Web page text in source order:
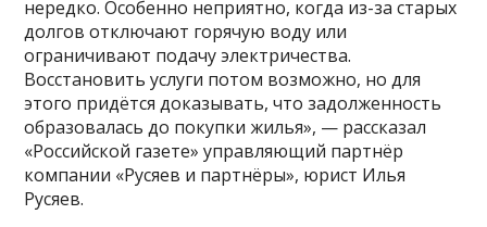
нередко. Особенно неприятно, когда из-за старых
долгов отключают горячую воду или
ограничивают подачу электричества.
Восстановить услуги потом возможно, но для
этого придётся доказывать, что задолженность
образовалась до покупки жилья», — рассказал
«Российской газете» управляющий партнёр
компании «Русяев и партнёры», юрист Илья
Русяев.